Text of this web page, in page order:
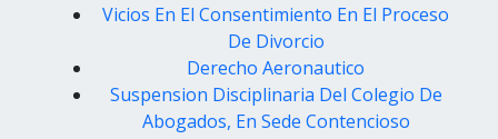
Vicios En El Consentimiento En El Proceso
De Divorcio
Derecho Aeronautico
Suspension Disciplinaria Del Colegio De
Abogados, En Sede Contencioso